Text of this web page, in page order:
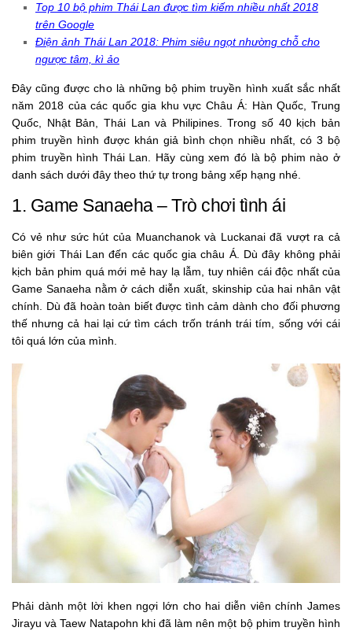
Top 10 bộ phim Thái Lan được tìm kiếm nhiều nhất 2018
trên Google
Điện ảnh Thái Lan 2018: Phim siêu ngọt nhường chỗ cho
ngược tâm, kì ảo
Đây cũng được cho là những bộ phim truyền hình xuất sắc nhất
năm 2018 của các quốc gia khu vực Châu Á: Hàn Quốc, Trung
Quốc, Nhật Bản, Thái Lan và Philipines. Trong số 40 kịch bản
phim truyền hình được khán giả bình chọn nhiều nhất, có 3 bộ
phim truyền hình Thái Lan. Hãy cùng xem đó là bộ phim nào ở
danh sách dưới đây theo thứ tự trong bảng xếp hạng nhé.
1. Game Sanaeha – Trò chơi tình ái
Có vẻ như sức hút của Muanchanok và Luckanai đã vượt ra cả
biên giới Thái Lan đến các quốc gia châu Á. Dù đây không phải
kịch bản phim quá mới mẻ hay lạ lẫm, tuy nhiên cái độc nhất của
Game Sanaeha nằm ở cách diễn xuất, skinship của hai nhân vật
chính. Dù đã hoàn toàn biết được tình cảm dành cho đối phương
thế nhưng cả hai lại cứ tìm cách trốn tránh trái tím, sống với cái
tôi quá lớn của mình.
Phải dành một lời khen ngợi lớn cho hai diễn viên chính James
Jirayu và Taew Natapohn khi đã làm nên một bộ phim truyền hình